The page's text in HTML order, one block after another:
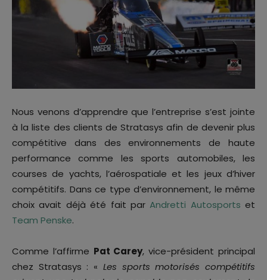
Nous venons d’apprendre que l’entreprise s’est jointe
à la liste des clients de Stratasys afin de devenir plus
compétitive dans des environnements de haute
performance comme les sports automobiles, les
courses de yachts, l’aérospatiale et les jeux d’hiver
compétitifs. Dans ce type d’environnement, le même
choix avait déjà été fait parAndretti Autosports et
Team Penske.
Comme l’affirme Pat Carey, vice-président principal
chez Stratasys : « Les sports motorisés compétitifs